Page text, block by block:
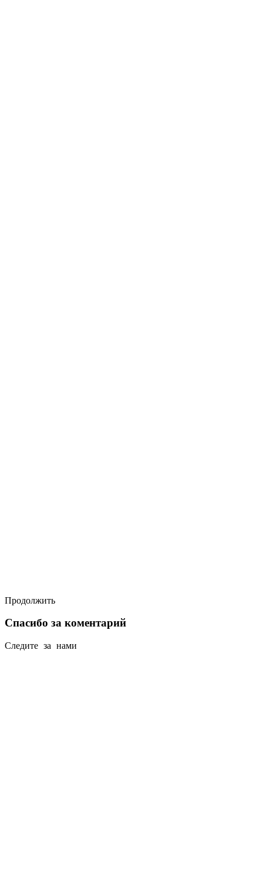
Продолжить
Спасибо за коментарий
Следите за нами